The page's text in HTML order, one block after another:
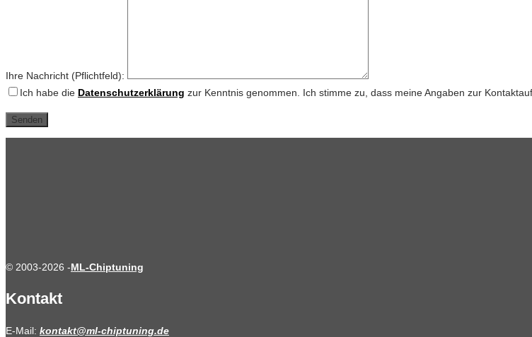
Ihre Nachricht (Pflichtfeld):
Ich habe die Datenschutzerklärung zur Kenntnis genommen. Ich stimme zu, dass meine Angaben zur
© 2003-2026 -ML-Chiptuning
Kontakt
E-Mail: kontakt@ml-chiptuning.de